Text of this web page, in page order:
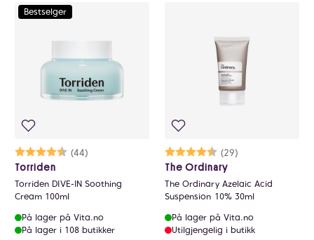
Bestselger
Karakter:
(44)
4.8 av 5 mulige
Torriden
Torriden DIVE-IN Soothing
Cream 100ml
På lager på Vita.no
På lager i 108 butikker
Karakter:
(29)
4.6 av 5 mulige
The Ordinary
The Ordinary Azelaic Acid
Suspension 10% 30ml
På lager på Vita.no
Utilgjengelig i butikk